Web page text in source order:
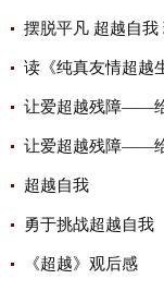
摆脱平凡 超越自我
读《纯真友情超越
让爱超越残障——
让爱超越残障——
超越自我
勇于挑战超越自我
《超越》观后感